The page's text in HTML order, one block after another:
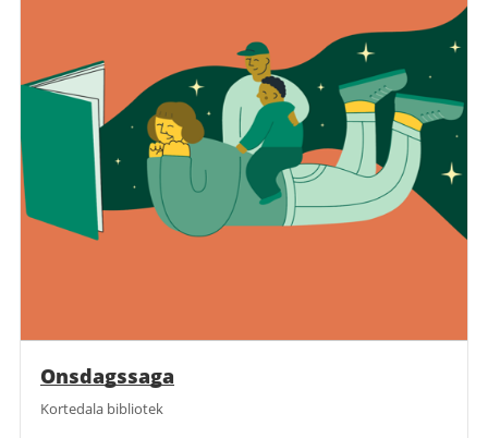
Onsdagssaga
Kortedala bibliotek